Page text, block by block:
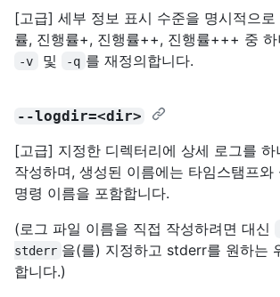
[고급] 세부 정보 표시 수준을 명시적으로
률, 진행률+, 진행률++, 진행률+++ 중 하
-v 및 -q 를 재정의합니다.
--logdir=<dir>
[고급] 지정한 디렉터리에 상세 로그를 하
작성하며, 생성된 이름에는 타임스탬프와
명령 이름을 포함합니다.
(로그 파일 이름을 직접 작성하려면 대신
stderr 을(를) 지정하고 stderr를 원하는
합니다.)